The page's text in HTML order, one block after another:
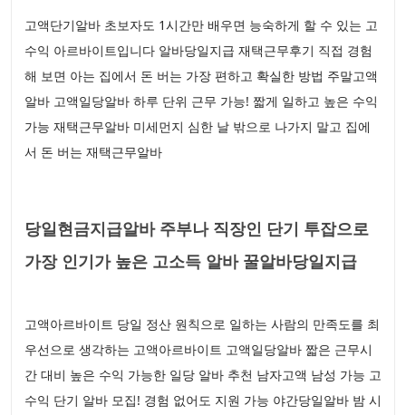
고액단기알바 초보자도 1시간만 배우면 능숙하게 할 수 있는 고
수익 아르바이트입니다 알바당일지급 재택근무후기 직접 경험
해 보면 아는 집에서 돈 버는 가장 편하고 확실한 방법 주말고액
알바 고액일당알바 하루 단위 근무 가능! 짧게 일하고 높은 수익
가능 재택근무알바 미세먼지 심한 날 밖으로 나가지 말고 집에
서 돈 버는 재택근무알바
당일현금지급알바 주부나 직장인 단기 투잡으로
가장 인기가 높은 고소득 알바 꿀알바당일지급
고액아르바이트 당일 정산 원칙으로 일하는 사람의 만족도를 최
우선으로 생각하는 고액아르바이트 고액일당알바 짧은 근무시
간 대비 높은 수익 가능한 일당 알바 추천 남자고액 남성 가능 고
수익 단기 알바 모집! 경험 없어도 지원 가능 야간당일알바 밤 시